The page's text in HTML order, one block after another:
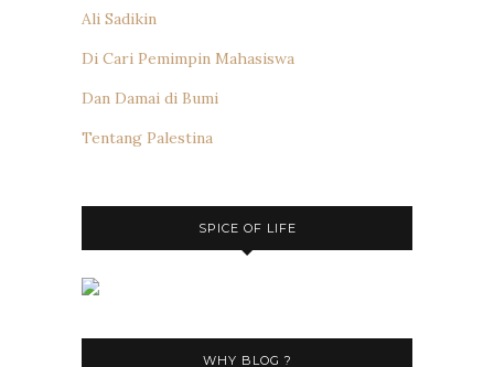
Ali Sadikin
Di Cari Pemimpin Mahasiswa
Dan Damai di Bumi
Tentang Palestina
SPICE OF LIFE
WHY BLOG ?